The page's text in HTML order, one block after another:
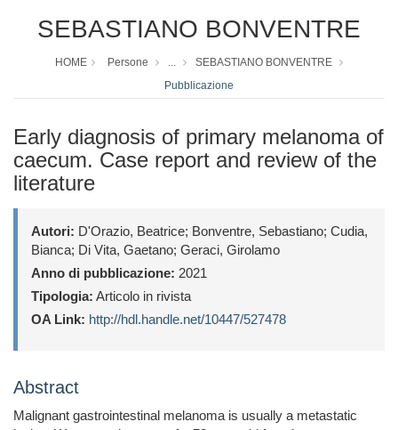
SEBASTIANO BONVENTRE
HOME Persone ...
SEBASTIANO BONVENTRE
Pubblicazione
Early diagnosis of primary melanoma of
caecum. Case report and review of the
literature
Autori: D'Orazio, Beatrice; Bonventre, Sebastiano; Cudia,
Bianca; Di Vita, Gaetano; Geraci, Girolamo
Anno di pubblicazione: 2021
Tipologia: Articolo in rivista
OA Link: http://hdl.handle.net/10447/527478
Abstract
Malignant gastrointestinal melanoma is usually a metastatic